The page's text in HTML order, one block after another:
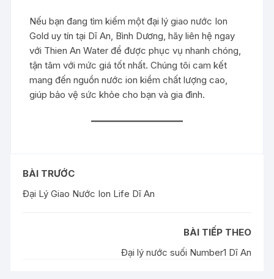
Nếu bạn đang tìm kiếm một đại lý giao nước Ion
Gold uy tín tại Dĩ An, Bình Dương, hãy liên hệ ngay
với Thien An Water để được phục vụ nhanh chóng,
tận tâm với mức giá tốt nhất. Chúng tôi cam kết
mang đến nguồn nước ion kiềm chất lượng cao,
giúp bảo vệ sức khỏe cho bạn và gia đình.
BÀI TRƯỚC
Đại Lý Giao Nước Ion Life Dĩ An
BÀI TIẾP THEO
Đại lý nước suối Number1 Dĩ An